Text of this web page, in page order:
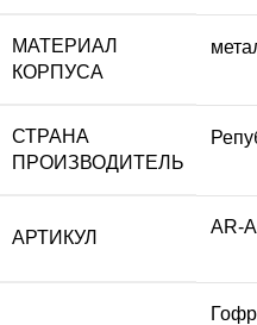
МАТЕРИАЛ
КОРПУСА
СТРАНА
ПРОИЗВОДИТЕЛЬ
АРТИКУЛ
AR-